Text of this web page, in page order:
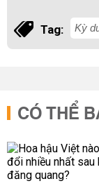
Tag: Kỳ
CÓ THỂ